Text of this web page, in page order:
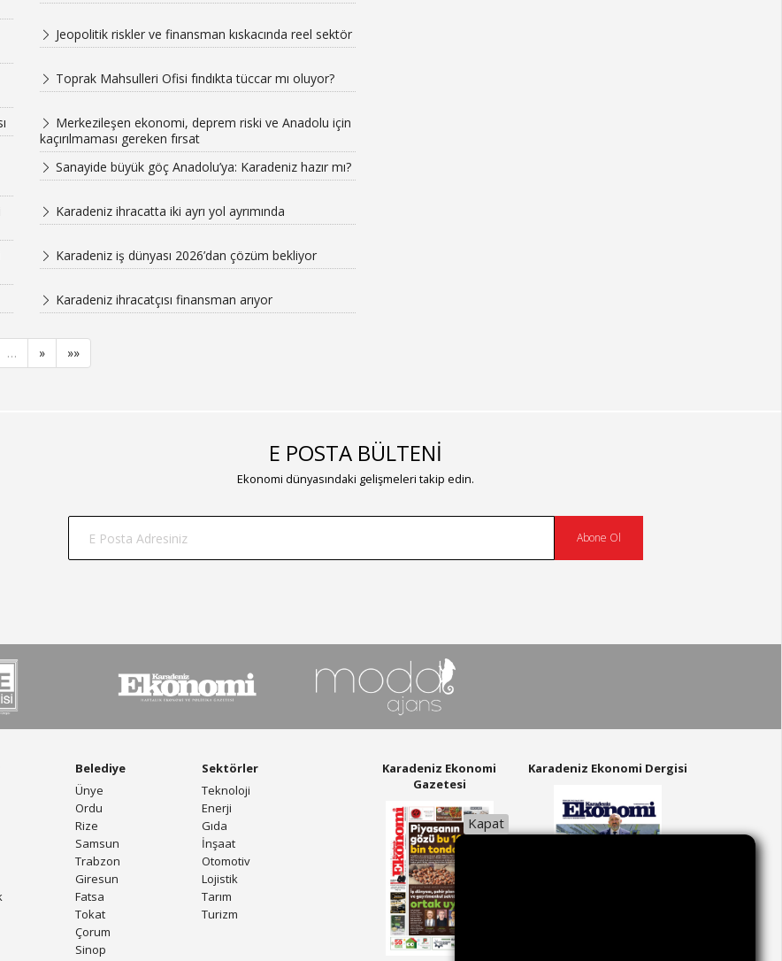
Jeopolitik riskler ve finansman kıskacında reel sektör
Toprak Mahsulleri Ofisi fındıkta tüccar mı oluyor?
Merkezileşen ekonomi, deprem riski ve Anadolu için
kaçırılmaması gereken fırsat
Sanayide büyük göç Anadolu’ya: Karadeniz hazır mı?
Karadeniz ihracatta iki ayrı yol ayrımında
Karadeniz iş dünyası 2026’dan çözüm bekliyor
Karadeniz ihracatçısı finansman arıyor
… » »»
E POSTA BÜLTENİ
Ekonomi dünyasındaki gelişmeleri takip edin.
Abone Ol
Belediye
Ünye
Ordu
Rize
Samsun
Trabzon
Giresun
Fatsa
Tokat
Çorum
Sinop
Sektörler
Teknoloji
Enerji
Gıda
İnşaat
Otomotiv
Lojistik
Tarım
Turizm
Karadeniz Ekonomi
Gazetesi
Karadeniz Ekonomi Dergisi
Kapat